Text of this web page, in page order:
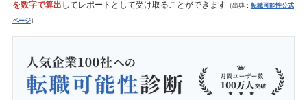
を数字で算出 してレポートとして受け取ることができます（出典： 転職可能性公式
ページ）